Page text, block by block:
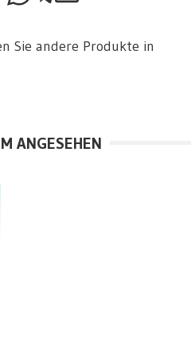
Sie andere Produkte in
ANGESEHEN